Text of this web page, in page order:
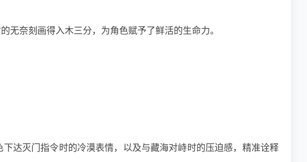
无奈刻画得入木三分，为角色赋予了鲜活的生命力。
达灭门指令时的冷漠表情，以及与藏海对峙时的压迫感，精准诠释